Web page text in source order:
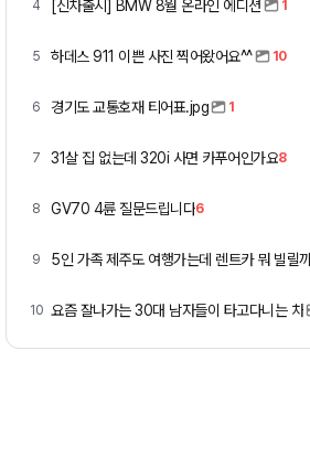
4 [신차출시] BMW 8월 온라인 에디션 1
5 하데스 911 이쁜 사진 찍어왔어요^^ 10
6 경기도 교통호재 티어표.jpg 1
7 31살 집 없는데 320i 사면 카푸어인가요8
8 GV70 4륜 질문드립니다6
9
10 요즘 잘나가는 30대 남자들이 타고다니는 차